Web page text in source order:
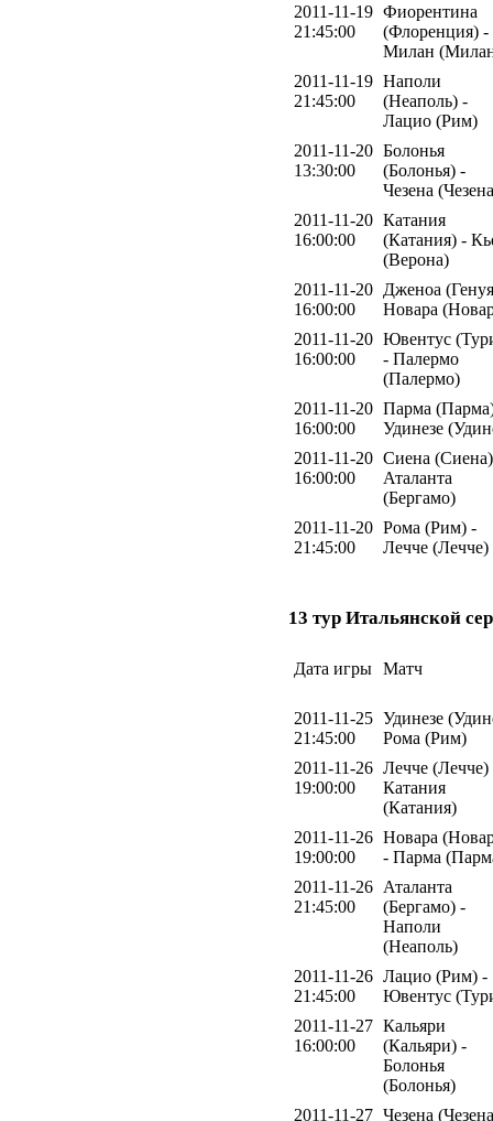
2011-11-19
21:45:00
Фиорентина
(Флоренция) -
Милан
2011-11-19
21:45:00
Наполи
(Неаполь) -
Лацио (Рим)
2011-11-20
13:30:00
Болонья
(Болонья) -
Чезена
2011-11-20
16:00:00
Катания
(Катания) -
(Верона)
2011-11-20
16:00:00
Дженоа
Новара
2011-11-20
16:00:00
Ювентус
- Палермо
(Палермо)
2011-11-20
16:00:00
Парма
Удинезе
2011-11-20
16:00:00
Сиена
Аталанта
(Бергамо)
2011-11-20
21:45:00
Рома (Рим) -
Лечче (Лечче)
13 тур Итальянской
Дата игры Матч
2011-11-25
21:45:00
Удинезе
Рома (Рим)
2011-11-26
19:00:00
Лечче (Лечче)
Катания
(Катания)
2011-11-26
19:00:00
Новара
- Парма
2011-11-26
21:45:00
Аталанта
(Бергамо) -
Наполи
(Неаполь)
2011-11-26
21:45:00
Лацио (Рим) -
Ювентус
2011-11-27
16:00:00
Кальяри
(Кальяри) -
Болонья
(Болонья)
2011-11-27 Чезена